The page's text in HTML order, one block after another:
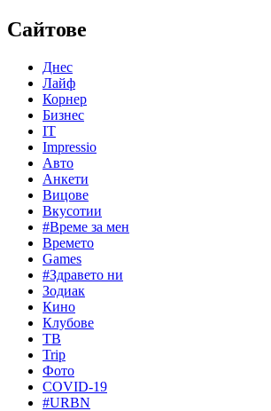
Сайтове
Днес
Лайф
Корнер
Бизнес
IT
Impressio
Авто
Анкети
Вицове
Вкусотии
#Време за мен
Времето
Games
#Здравето ни
Зодиак
Кино
Клубове
ТВ
Trip
Фото
COVID-19
#URBN